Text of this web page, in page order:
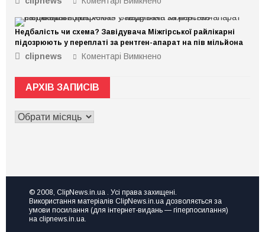
ідею
чи
діюче
розвитку?
Тоді
вам
на
Недбалість чи схема? Завідувача Міжгірської райлікарні
підозрюють у переплаті за рентген-апарат на пів мільйона
clipnews Коментарі Вимкнено
за
апарат
на
АРХІВ ЗАПИСІВ
АРХІВ
ЗАПИСІВ
© 2008, ClipNews.in.ua . Усі права захищені.
Використання матеріалів ClipNews.in.ua дозволяється за
умови посилання (для інтернет-видань — гіперпосилання)
на clipnews.in.ua.